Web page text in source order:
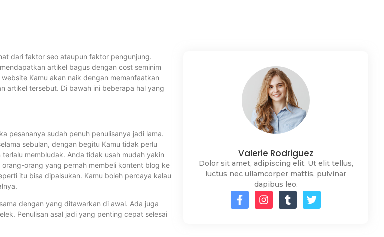
dari faktor seo ataupun faktor pengunjung.
artikel bagus dengan cost seminim
Kamu akan naik dengan memanfaatkan
artikel tersebut. Di bawah ini beberapa hal yang
pesananya sudah penuh penulisanya jadi lama.
sebulan, dengan begitu Kamu tidak perlu
membludak. Anda tidak usah mudah yakin
orang yang pernah membeli kontent blog ke
itu bisa dipalsukan. Kamu boleh percaya kalau
dengan yang ditawarkan di awal. Ada juga
Penulisan asal jadi yang penting cepat selesai
Valerie Rodriguez
Dolor sit amet, adipiscing elit. Ut elit tellus,
luctus nec ullamcorper mattis, pulvinar
dapibus leo.